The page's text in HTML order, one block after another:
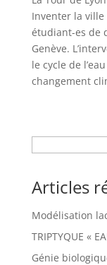
Inventer la
étudiant-es de
Genève.
le cycle de
changement
Articles
Modélisation
TRIPTYQUE «
Génie